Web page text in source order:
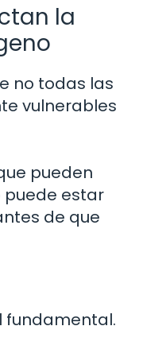
la
no todas las
vulnerables
pueden
puede estar
de que
fundamental.